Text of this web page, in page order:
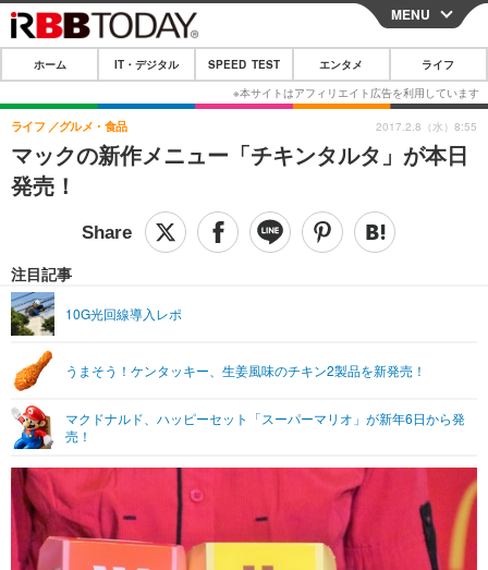
CLOSE
ホーム
IT・デジタル
IT・デジタルTOP スマートフォン
ショッピング その他
SPEED TEST
エンタメTOP 映画・ドラマ
グラビア ブログ
ショッピング その他
ライフTOP
リリース一覧
プッシュ通知の停止方法
MENU
ホーム IT・デジタル SPEED TEST エンタメ ライフ
マックの新作メニュー「チキンタルタ」が本日
発売！
ライフ グルメ・食品
注目記事
10G光回線導入レポ
うまそう！ケンタッキー、生姜風味のチキン2製品を新発売！
マクドナルド、ハッピーセット「スーパーマリオ」が新年6日から発
売！
2017.2.8（水）8:55